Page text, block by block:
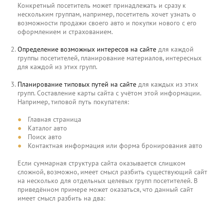
Конкретный посетитель может принадлежать и сразу к
нескольким группам, например, посетитель хочет узнать о
возможности продажи своего авто и покупки нового с его
оформлением и страхованием.
Определение возможных интересов на сайте для каждой
группы посетителей, планирование материалов, интересных
для каждой из этих групп.
Планирование типовых путей на сайте для каждых из этих
групп. Составление карты сайта с учётом этой информации.
Например, типовой путь покупателя:
Главная страница
Каталог авто
Поиск авто
Контактная информация или форма бронирования авто
Если суммарная структура сайта оказывается слишком
сложной, возможно, имеет смысл разбить существующий сайт
на несколько для отдельных целевых групп посетителей. В
приведённом примере может оказаться, что данный сайт
имеет смысл разбить на два: